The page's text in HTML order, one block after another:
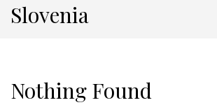
Slovenia
Nothing Found